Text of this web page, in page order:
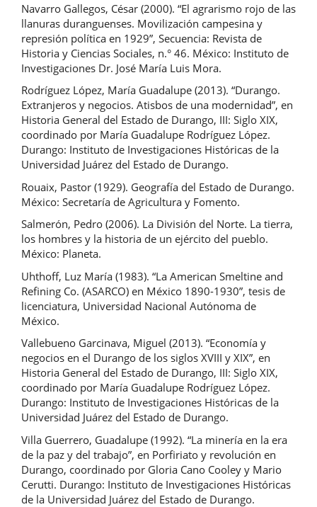
Navarro Gallegos, César (2000). “El agrarismo rojo de las
llanuras duranguenses. Movilización campesina y
represión política en 1929”, Secuencia: Revista de
Historia y Ciencias Sociales, n.° 46. México: Instituto de
Investigaciones Dr. José María Luis Mora.
Rodríguez López, María Guadalupe (2013). “Durango.
Extranjeros y negocios. Atisbos de una modernidad”, en
Historia General del Estado de Durango, III: Siglo XIX,
coordinado por María Guadalupe Rodríguez López.
Durango: Instituto de Investigaciones Históricas de la
Universidad Juárez del Estado de Durango.
Rouaix, Pastor (1929). Geografía del Estado de Durango.
México: Secretaría de Agricultura y Fomento.
Salmerón, Pedro (2006). La División del Norte. La tierra,
los hombres y la historia de un ejército del pueblo.
México: Planeta.
Uhthoff, Luz María (1983). “La American Smeltine and
Refining Co. (ASARCO) en México 1890-1930”, tesis de
licenciatura, Universidad Nacional Autónoma de
México.
Vallebueno Garcinava, Miguel (2013). “Economía y
negocios en el Durango de los siglos XVIII y XIX”, en
Historia General del Estado de Durango, III: Siglo XIX,
coordinado por María Guadalupe Rodríguez López.
Durango: Instituto de Investigaciones Históricas de la
Universidad Juárez del Estado de Durango.
Villa Guerrero, Guadalupe (1992). “La minería en la era
de la paz y del trabajo”, en Porfiriato y revolución en
Durango, coordinado por Gloria Cano Cooley y Mario
Cerutti. Durango: Instituto de Investigaciones Históricas
de la Universidad Juárez del Estado de Durango.